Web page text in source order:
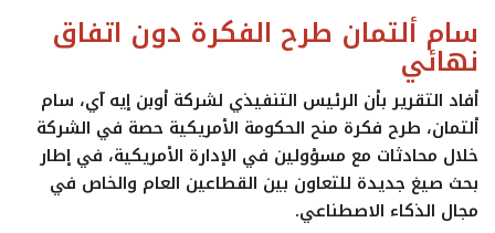
سام ألتمان طرح الفكرة دون اتفاق
نهائي
أفاد التقرير بأن الرئيس التنفيذي لشركة أوبن إيه آي، سام
ألتمان، طرح فكرة منح الحكومة الأمريكية حصة في الشركة
خلال محادثات مع مسؤولين في الإدارة الأمريكية، في إطار
بحث صيغ جديدة للتعاون بين القطاعين العام والخاص في
مجال الذكاء الاصطناعي.